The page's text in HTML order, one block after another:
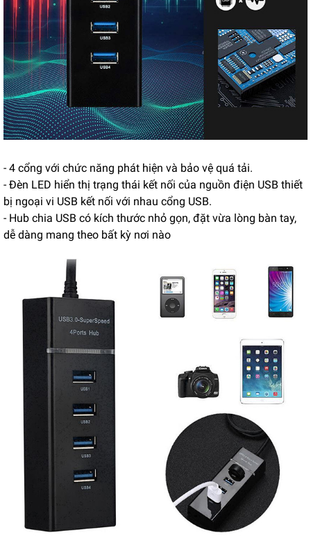
- 4 cổng với chức năng phát hiện và bảo vệ quá tải.
- Đèn LED hiển thị trạng thái kết nối của nguồn điện USB thiết
bị ngoại vi USB kết nối với nhau cổng USB.
- Hub chia USB có kích thước nhỏ gọn, đặt vừa lòng bàn tay,
dễ dàng mang theo bất kỳ nơi nào